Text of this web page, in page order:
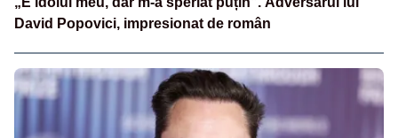
David Popovici, impresionat de român